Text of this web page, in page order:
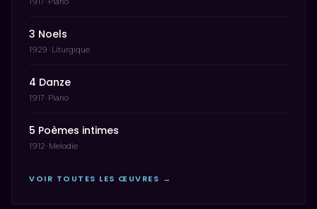
3 Noels
1929 · Liturgique
4 Danze
1917 · Piano
5 Poèmes intimes
1912 · Melodie
VOIR TOUTES LES ŒUVRES →